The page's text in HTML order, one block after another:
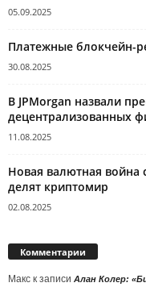
05.09.2025
Платежные блокчейн-
30.08.2025
В JPMorgan назвали
децентрализованных
11.08.2025
Новая валютная война
делят криптомир
02.08.2025
Комментарии
Макс к записи Алан Колер: